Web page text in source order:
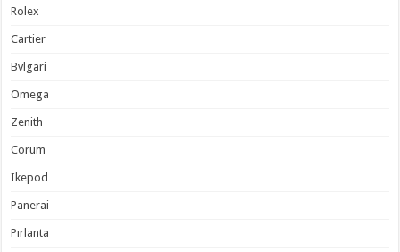
Rolex
Cartier
Bvlgari
Omega
Zenith
Corum
Ikepod
Panerai
Pırlanta